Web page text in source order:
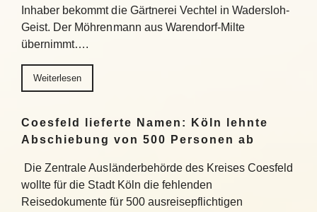
Inhaber bekommt die Gärtnerei Vechtel in Wadersloh-
Geist. Der Möhrenmann aus Warendorf-Milte
übernimmt….
Weiterlesen
Coesfeld lieferte Namen: Köln lehnte
Abschiebung von 500 Personen ab
Die Zentrale Ausländerbehörde des Kreises Coesfeld
wollte für die Stadt Köln die fehlenden
Reisedokumente für 500 ausreisepflichtigen